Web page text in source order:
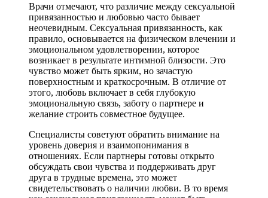
Врачи отмечают, что различие между сексуальной
привязанностью и любовью часто бывает
неочевидным. Сексуальная привязанность, как
правило, основывается на физическом влечении и
эмоциональном удовлетворении, которое
возникает в результате интимной близости. Это
чувство может быть ярким, но зачастую
поверхностным и краткосрочным. В отличие от
этого, любовь включает в себя глубокую
эмоциональную связь, заботу о партнере и
желание строить совместное будущее.
Специалисты советуют обратить внимание на
уровень доверия и взаимопонимания в
отношениях. Если партнеры готовы открыто
обсуждать свои чувства и поддерживать друг
друга в трудные времена, это может
свидетельствовать о наличии любви. В то время